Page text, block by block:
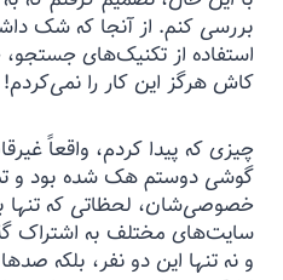
بررسی کنم. از آنجا که شک
استفاده از تکنیک‌های
کاش هرگز این کار را نمی‌کردم!
چیزی که پیدا کردم، واقعاً
گوشی دوستم هک شده بود و
خصوصی‌شان، لحظاتی که تنها
سایت‌های مختلف به اشتراک
و نه تنها این دو نفر، بلکه